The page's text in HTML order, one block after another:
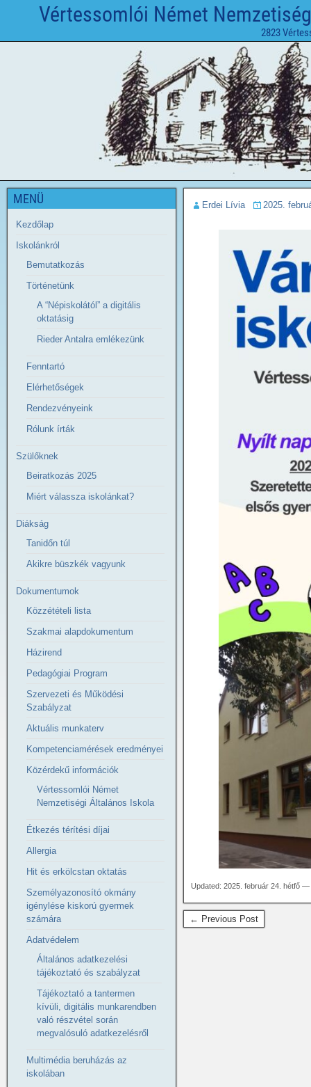
Vértessomlói Német
2823
Erdei Lívia 2025.
Updated: 2025. február 24. hétfő —
← Previous Post
MENÜ
Kezdőlap
Iskolánkról
Bemutatkozás
Történetünk
A “Népiskolától” a digitális
oktatásig
Rieder Antalra emlékezünk
Fenntartó
Elérhetőségek
Rendezvényeink
Rólunk írták
Szülőknek
Beiratkozás 2025
Miért válassza iskolánkat?
Diákság
Tanidőn túl
Akikre büszkék vagyunk
Dokumentumok
Közzétételi lista
Szakmai alapdokumentum
Házirend
Pedagógiai Program
Szervezeti és Működési
Szabályzat
Aktuális munkaterv
Kompetenciamérések eredményei
Közérdekű információk
Vértessomlói Német
Nemzetiségi Általános Iskola
Étkezés térítési díjai
Allergia
Hit és erkölcstan oktatás
Személyazonosító okmány
igénylése kiskorú gyermek
számára
Adatvédelem
Általános adatkezelési
tájékoztató és szabályzat
Tájékoztató a tantermen
kívüli, digitális munkarendben
való részvétel során
megvalósuló adatkezelésről
Multimédia beruházás az
iskolában